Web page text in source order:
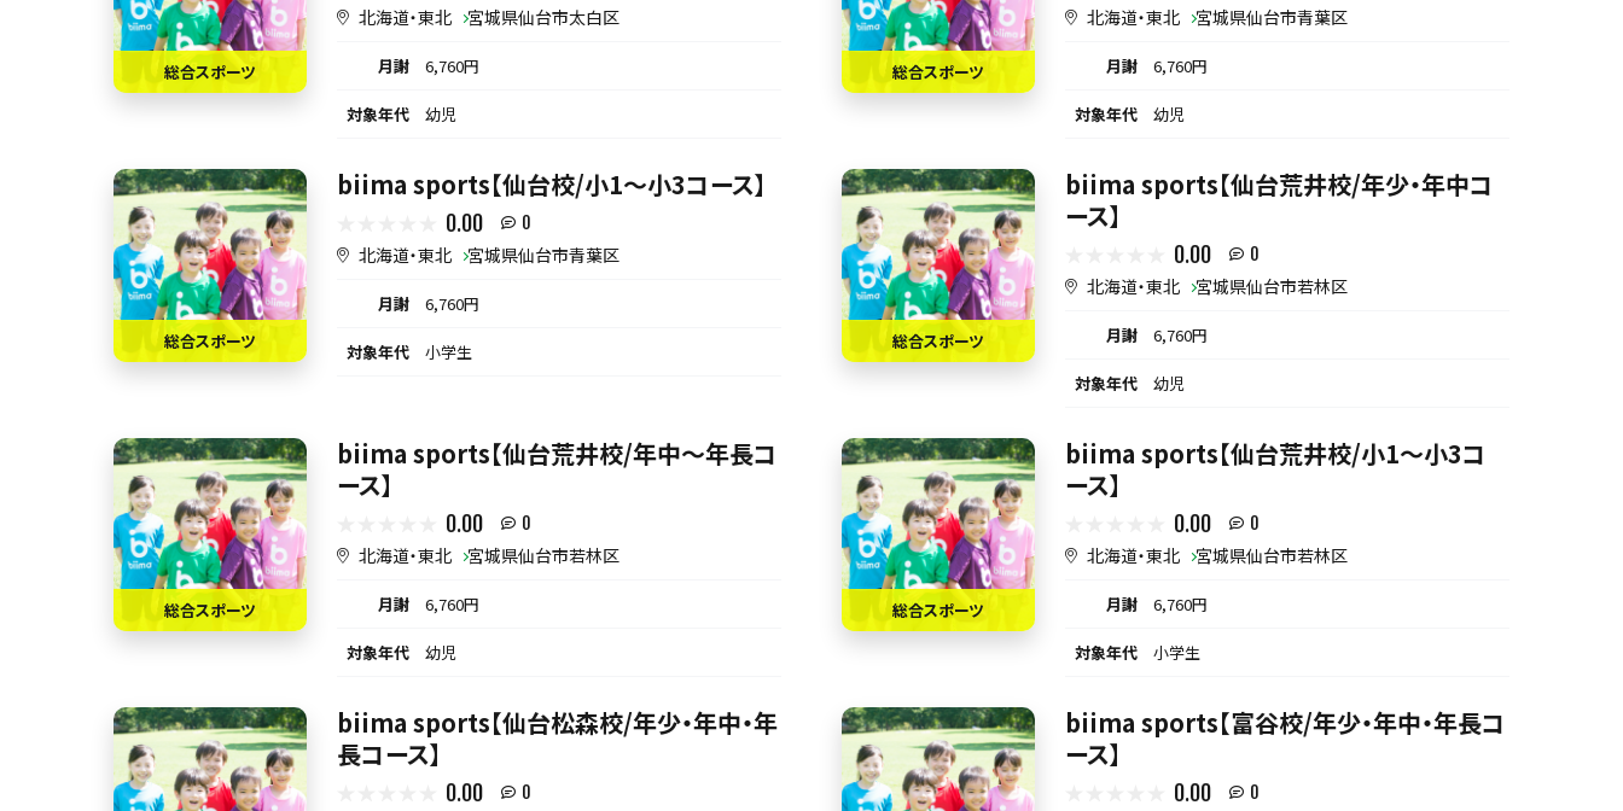
総合スポーツ
北海道・東北 宮城県仙台市太白区
月謝 6,760円
対象年代 幼児
総合スポーツ
北海道・東北 宮城県仙台市青葉区
月謝 6,760円
対象年代 幼児
総合スポーツ
biima sports【仙台校/小1〜小3コース】
0.00 0
北海道・東北 宮城県仙台市青葉区
月謝 6,760円
対象年代 小学生 総合スポーツ
biima sports【仙台荒井校/年少・年中コ
ース】
0.00 0
北海道・東北 宮城県仙台市若林区
月謝 6,760円
対象年代 幼児
総合スポーツ
biima sports【仙台荒井校/年中〜年長コ
ース】
0.00 0
北海道・東北 宮城県仙台市若林区
月謝 6,760円
対象年代 幼児
総合スポーツ
biima sports【仙台荒井校/小1〜小3コ
ース】
0.00 0
北海道・東北 宮城県仙台市若林区
月謝 6,760円
対象年代 小学生
biima sports【仙台松森校/年少・年中・年
長コース】
0.00 0
biima sports【富谷校/年少・年中・年長コ
ース】
0.00 0